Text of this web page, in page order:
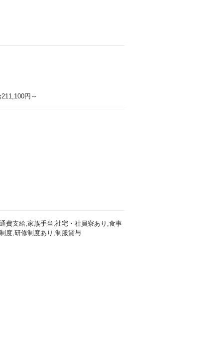
費支給,家族手当,社宅・社員寮あり,食事
度,研修制度あり,制服貸与